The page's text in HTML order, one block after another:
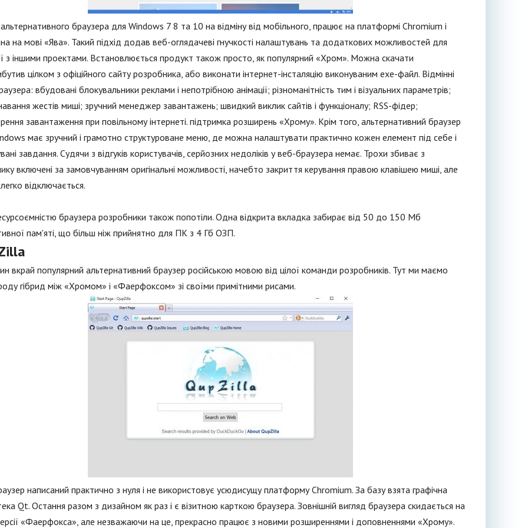
альтернативного браузера для Windows 7 8 та 10 на відміну від мобільного, працює на платформі Chromium і
на мові «Ява». Такий підхід додав веб-оглядачеві гнучкості налаштувань та додаткових можливостей для
з іншими проектами. Встановлюється продукт також просто, як популярний «Хром». Можна скачати
цілком з офіційного сайту розробника, або виконати інтернет-інсталяцію виконуваним ехе-файл. Відмінні
вбудовані блокувальники реклами і непотрібною анімації; різноманітність тим і візуальних параметрів;
жестів миші; зручний менеджер завантажень; швидкий виклик сайтів і функціоналу; RSS-фідер;
завантаження при повільному інтернеті. підтримка розширень «Хрому». Крім того, альтернативний браузер
має зручний і грамотно структуроване меню, де можна налаштувати практично кожен елемент під себе і
завдання. Судячи з відгуків користувачів, серйозних недоліків у веб-браузера немає. Трохи збиває з
включені за замовчуванням оригінальні можливості, начебто закриття керування правою клавішею миші, але
відключається.
браузера розробники також попотіли. Одна відкрита вкладка забирає від 50 до 150 Мб
пам'яті, що більш ніж прийнятно для ПК з 4 Гб ОЗП.
вкрай популярний альтернативний браузер російською мовою від цілої команди розробників. Тут ми маємо
гібрид між «Хромом» і «Фаерфоксом» зі своїми примітними рисами.
написаний практично з нуля і не використовує усюдисущу платформу Chromium. За базу взята графічна
Qt. Остання разом з дизайном як раз і є візитною карткою браузера. Зовнішній вигляд браузера скидається на
«Фаерфокса», але незважаючи на це, прекрасно працює з новими розширеннями і доповненнями «Хрому».